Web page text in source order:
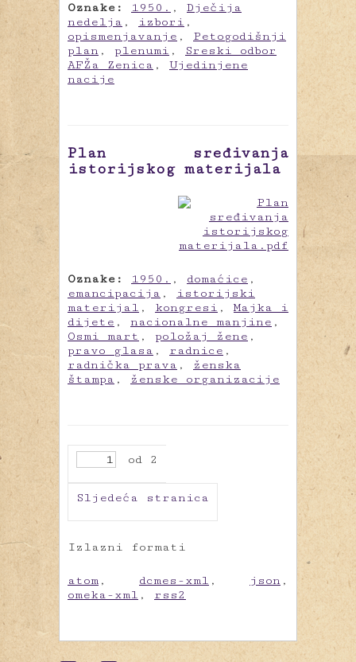
Oznake: 1950. , Dječija
nedelja , izbori ,
opismenjavanje , Petogodišnji
plan , plenumi ,
Sreski odbor
AFŽa Zenica , Ujedinjene
nacije
Plan sređivanja
istorijskog materijala
Oznake: 1950. , domaćice ,
emancipacija ,
istorijski
materijal , kongresi ,Majka i
dijete , nacionalne manjine ,
Osmi mart , položaj žene ,
pravo glasa , radnice ,
radnička prava ,
ženska
štampa , ženske organizacije
od 2
Sljedeća stranica
Izlazni formati
atom , dcmes-xml , json ,
omeka-xml , rss2